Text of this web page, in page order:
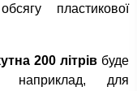
пластикової
200 літрів буде
наприклад, для